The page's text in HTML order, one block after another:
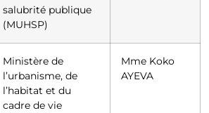
salubrité publique
(MUHSP)
Ministère de
l’urbanisme, de
l’habitat et du
cadre de vie
Mme Koko
AYEVA